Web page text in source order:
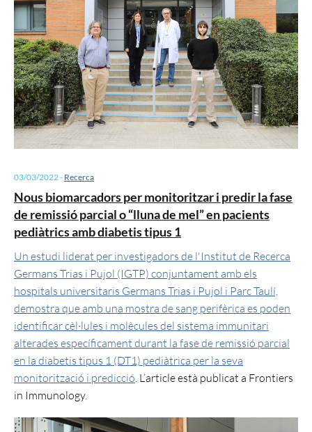
03/03/2022- Recerca
Nous biomarcadors per monitoritzar i predir la fase
de remissió parcial o “lluna de mel” en pacients
pediàtrics amb diabetis tipus 1
Un estudi liderat per investigadors de l'Institut de Recerca
Germans Trias i Pujol (IGTP) conjuntament amb els
hospitals universitaris Germans Trias i Pujol i Parc Taulí,
demostra que amb una mostra de sang perifèrica es poden
identificar cèl·lules i molècules del sistema immunitari
alterades específicament durant la fase de remissió parcial
en la diabetis tipus 1 (DT1) pediàtrica per la seva
monitorització i predicció . L’article està publicat a Frontiers
in Immunology.